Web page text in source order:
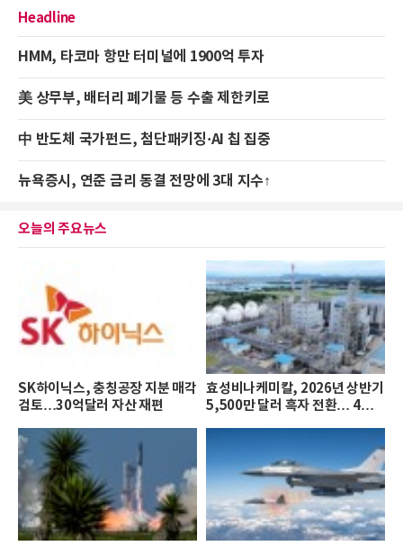
Headline
HMM, 타코마 항만 터미널에 1900억 투자
美 상무부, 배터리 폐기물 등 수출 제한키로
中 반도체 국가펀드, 첨단패키징·AI 칩 집중
뉴욕증시, 연준 금리 동결 전망에 3대 지수↑
오늘의 주요뉴스
SK하이닉스, 충칭공장 지분 매각
검토…30억달러 자산 재편
효성비나케미칼, 2026년 상반기
5,500만 달러 흑자 전환… 4대